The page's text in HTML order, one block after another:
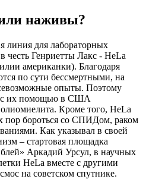
наживы?
линия для лабораторных
честь Генриетты Лакс - HeLa
американки). Благодаря
по сути бессмертными, на
опыты. Поэтому
с их помощью в США
Кроме того, HeLa
пор бороться со СПИДом, раком
Как указывал в своей
– стартовая площадка
Аркадий Урсул, в научных
HeLa вместе с другими
на советском спутнике.